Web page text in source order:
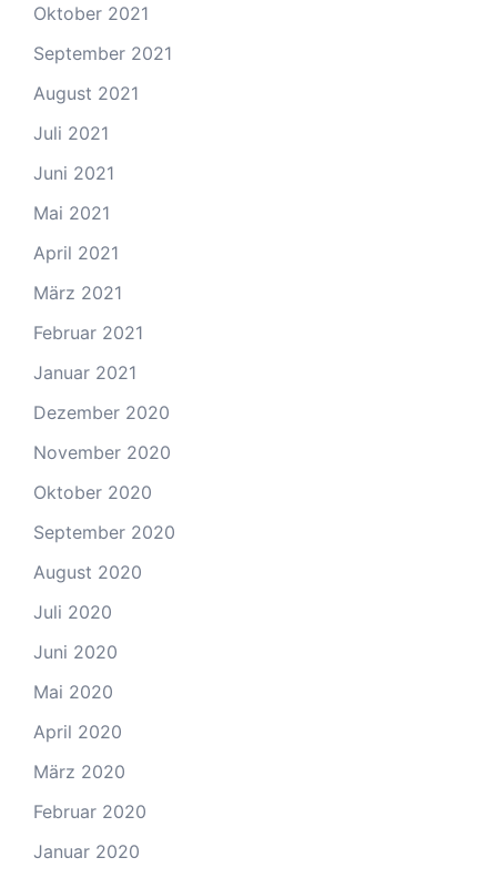
Oktober 2021
September 2021
August 2021
Juli 2021
Juni 2021
Mai 2021
April 2021
März 2021
Februar 2021
Januar 2021
Dezember 2020
November 2020
Oktober 2020
September 2020
August 2020
Juli 2020
Juni 2020
Mai 2020
April 2020
März 2020
Februar 2020
Januar 2020